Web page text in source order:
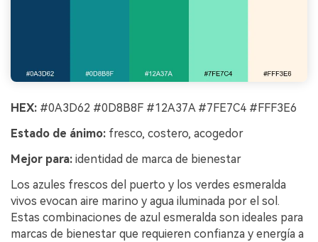
HEX: #0A3D62 #0D8B8F #12A37A #7FE7C4 #FFF3E6
Estado de ánimo: fresco, costero, acogedor
Mejor para: identidad de marca de bienestar
Los azules frescos del puerto y los verdes esmeralda
vivos evocan aire marino y agua iluminada por el sol.
Estas combinaciones de azul esmeralda son ideales para
marcas de bienestar que requieren confianza y energía a